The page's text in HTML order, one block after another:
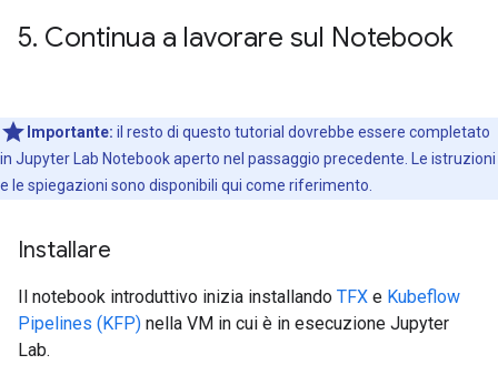
5. Continua a lavorare sul Notebook
Importante: il resto di questo tutorial dovrebbe essere completato
in Jupyter Lab Notebook aperto nel passaggio precedente. Le istruzioni
e le spiegazioni sono disponibili qui come riferimento.
Installare
Il notebook introduttivo inizia installando TFX e Kubeflow
Pipelines (KFP) nella VM in cui è in esecuzione Jupyter
Lab.